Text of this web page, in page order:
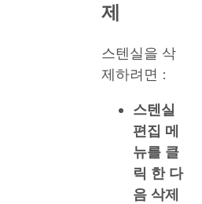
제
스텐실을 삭
제하려면 :
스텐실
편집 메
뉴를 클
릭 한 다
음 삭제